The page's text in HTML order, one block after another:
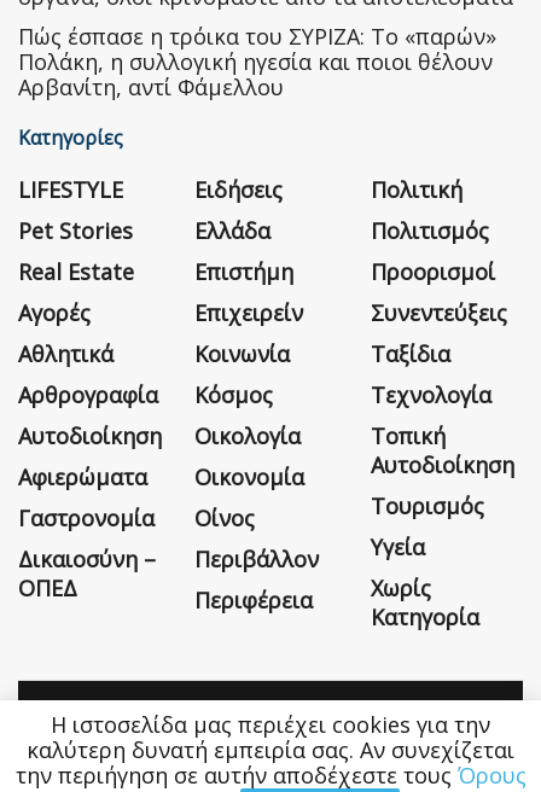
Πώς έσπασε η τρόικα του ΣΥΡΙΖΑ: Το «παρών»
Πολάκη, η συλλογική ηγεσία και ποιοι θέλουν
Αρβανίτη, αντί Φάμελλου
Κατηγορίες
LIFESTYLE
Pet Stories
Real Estate
Αγορές
Αθλητικά
Αρθρογραφία
Αυτοδιοίκηση
Αφιερώματα
Γαστρονομία
Δικαιοσύνη –
ΟΠΕΔ
Ειδήσεις
Ελλάδα
Επιστήμη
Επιχειρείν
Κοινωνία
Κόσμος
Οικολογία
Οικονομία
Οίνος
Περιβάλλον
Περιφέρεια
Πολιτική
Πολιτισμός
Προορισμοί
Συνεντεύξεις
Ταξίδια
Τεχνολογία
Τοπική
Αυτοδιοίκηση
Τουρισμός
Υγεία
Χωρίς
Κατηγορία
Η εταιρεία Όροι Χρήσης Επικοινωνία
Money&Life©
Η ιστοσελίδα μας περιέχει cookies για την
καλύτερη δυνατή εμπειρία σας. Αν συνεχίζεται
την περιήγηση σε αυτήν αποδέχεστε τους Όρους